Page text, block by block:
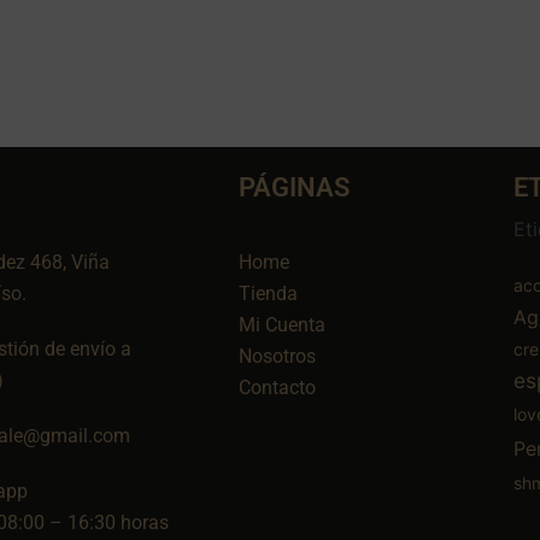
468, Viña
de envío a
– 16:30 horas
PÁGINAS
Home
Tienda
Mi Cuenta
Nosotros
Contacto